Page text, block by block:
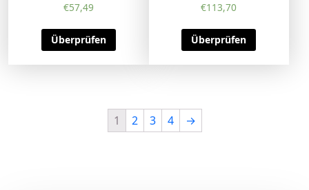
€57,49
Überprüfen
€113,70
Überprüfen
1 2 3 4 →